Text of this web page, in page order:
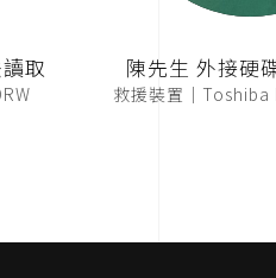
取 陳先生 外接硬
救援裝置｜Toshiba